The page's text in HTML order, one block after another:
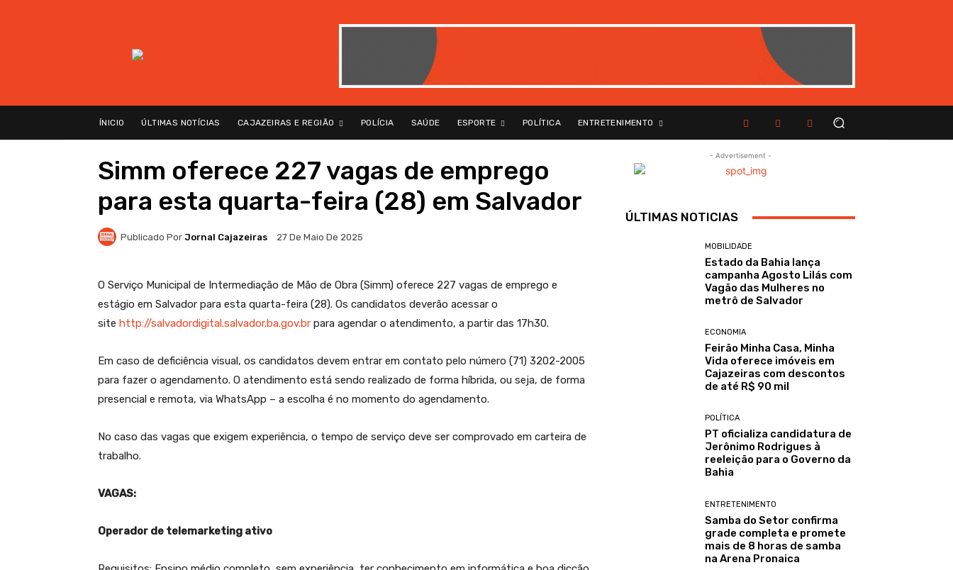
ÍNICIO ÚLTIMAS NOTÍCIAS CAJAZEIRAS E REGIÃO POLÍCIA SAÚDE ESPORTE POLÍTICA ENTRETENIMENTO
Simm oferece 227 vagas de emprego
para esta quarta-feira (28) em Salvador
Publicado Por Jornal Cajazeiras 27 De Maio De 2025
O Serviço Municipal de Intermediação de Mão de Obra (Simm) oferece 227 vagas de emprego e
estágio em Salvador para esta quarta-feira (28). Os candidatos deverão acessar o
site http://salvadordigital.salvador.ba.gov.br para agendar o atendimento, a partir das 17h30.
Em caso de deficiência visual, os candidatos devem entrar em contato pelo número (71) 3202-2005
para fazer o agendamento. O atendimento está sendo realizado de forma híbrida, ou seja, de forma
presencial e remota, via WhatsApp – a escolha é no momento do agendamento.
No caso das vagas que exigem experiência, o tempo de serviço deve ser comprovado em carteira de
trabalho.
VAGAS:
Operador de telemarketing ativo
- Advertisement -
ÚLTIMAS NOTICIAS
MOBILIDADE
Estado da Bahia lança
campanha Agosto Lilás com
Vagão das Mulheres no
metrô de Salvador
ECONOMIA
Feirão Minha Casa, Minha
Vida oferece imóveis em
Cajazeiras com descontos
de até R$ 90 mil
POLÍTICA
PT oficializa candidatura de
Jerônimo Rodrigues à
reeleição para o Governo da
Bahia
ENTRETENIMENTO
Samba do Setor confirma
grade completa e promete
mais de 8 horas de samba
na Arena Pronaica